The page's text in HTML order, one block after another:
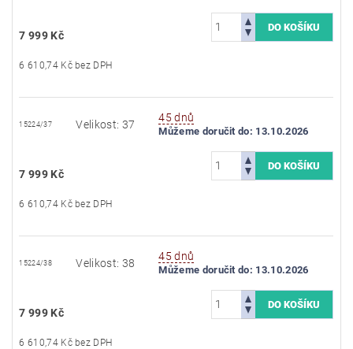
7 999 Kč
6 610,74 Kč bez DPH
15224/37 Velikost: 37
45 dnů
Můžeme doručit do: 13.10.2026
7 999 Kč
6 610,74 Kč bez DPH
15224/38 Velikost: 38
45 dnů
Můžeme doručit do: 13.10.2026
7 999 Kč
6 610,74 Kč bez DPH